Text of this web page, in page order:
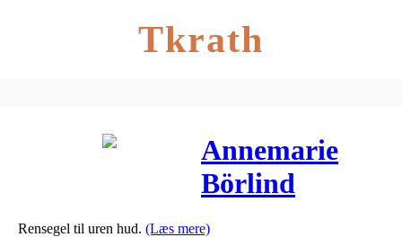
Tkrath
Annemarie
Börlind
Purifying
Rensegel til uren hud. (Læs mere)